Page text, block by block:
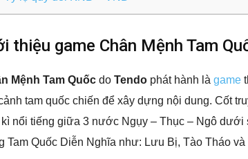
thiệu game Chân Mệnh Tam
Mệnh Tam Quốc do Tendo phát hành là game
tam quốc chiến để xây dựng nội dung. Cốt
nổi tiếng giữa 3 nước Ngụy – Thục – Ngô dưới
Tam Quốc Diễn Nghĩa như: Lưu Bị, Tào Tháo